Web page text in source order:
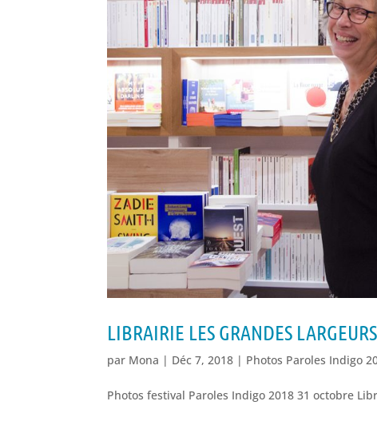
LIBRAIRIE LES GRANDES LARGEURS
par Mona | Déc 7, 2018 | Photos Paroles Indigo
Photos festival Paroles Indigo 2018 31 octobre